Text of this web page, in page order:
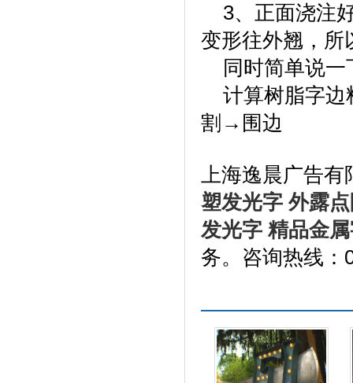
3、正面浇注
变形往外翘，所
同时简单说一
计算树脂字
割→围边
上海逸晨广告有
塑发光字 外露
发光字 精品金
务。咨询热线：